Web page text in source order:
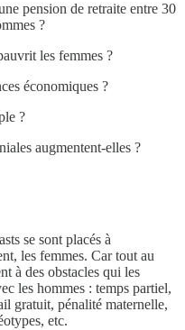
pension de retraite entre 30
?
les femmes ?
économiques ?
?
augmentent-elles ?
se sont placés à
les femmes. Car tout au
à des obstacles qui les
les hommes : temps partiel,
gratuit, pénalité maternelle,
etc.